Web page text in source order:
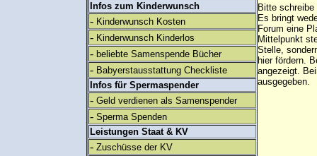
Infos zum Kinderwunsch
- Kinderwunsch Kosten
- Kinderwunsch Kinderlos
- beliebte Samenspende Bücher
- Babyerstausstattung Checkliste
Infos für Spermaspender
- Geld verdienen als Samenspender
- Sperma Spenden
Leistungen Staat & KV
- Zuschüsse der KV
Bitte
Es bringt
Forum eine
Mittelpunkt
Stelle,
hier fördern.
angezeigt.
ausgegeben.